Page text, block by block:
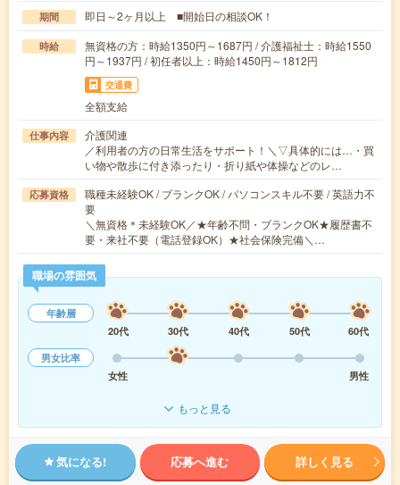
期間 即日～2ヶ月以上 ■開始日の相談OK！
時給
無資格の方：時給1350円～1687円 / 介護福祉士：時給1550
円～1937円 / 初任者以上：時給1450円～1812円
交通費
全額支給
仕事内容
介護関連
／利用者の方の日常生活をサポート！＼▽具体的には…・買
い物や散歩に付き添ったり・折り紙や体操などのレ…
応募資格
職種未経験OK / ブランクOK / パソコンスキル不要 / 英語力不
要
＼無資格＊未経験OK／★年齢不問・ブランクOK★履歴書不
要・来社不要（電話登録OK）★社会保険完備＼…
職場の雰囲気
年齢層
20代
30代 40代 50代
60代
男女比率
女性
男性
もっと見る
気になる! 応募へ進む 詳しく見る